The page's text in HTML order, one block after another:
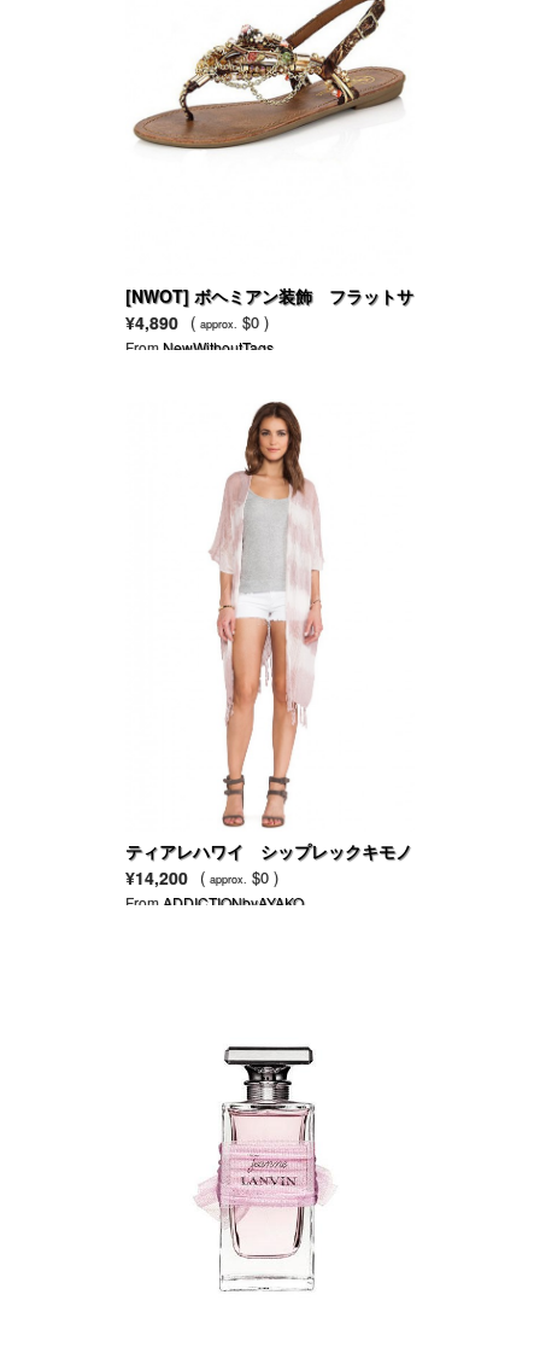
[NWOT] ボヘミアン装飾 フラットサ
ンダル
¥4,890 ( approx. $0 )
FromNewWithoutTags
ティアレハワイ シップレックキモノ
¥14,200 ( approx. $0 )
From ADDICTIONbyAYAKO